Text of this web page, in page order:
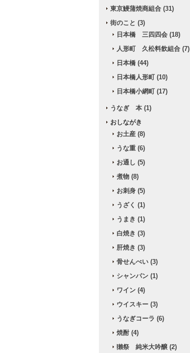
東京鰻蒲焼商組合 (31)
街のこと (3)
日本橋 三四四会 (18)
人形町 久松料飲組合 (7)
日本橋 (44)
日本橋人形町 (10)
日本橋小網町 (17)
うなぎ 本 (1)
おしながき
お土産 (8)
うな重 (6)
お通し (5)
煮物 (8)
お刺身 (5)
うざく (1)
うまき (1)
白焼き (3)
肝焼き (3)
骨せんべい (3)
シャンパン (1)
ワイン (4)
ウイスキー (3)
うなぎコーラ (6)
焼酎 (4)
獺祭 純米大吟醸 (2)